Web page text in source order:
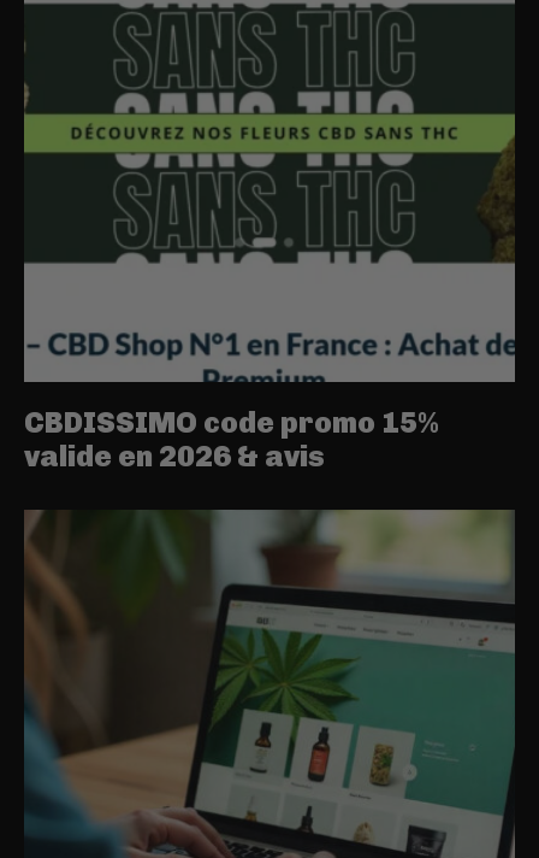
CBDISSIMO code promo 15%
valide en 2026 & avis